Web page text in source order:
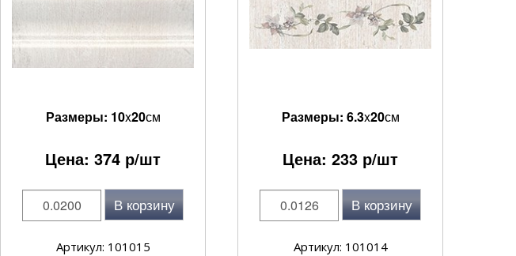
Размеры: 10x20см
Цена: 374 р/шт
В корзину
Артикул: 101015
Размеры: 6.3x20см
Цена: 233 р/шт
В корзину
Артикул: 101014